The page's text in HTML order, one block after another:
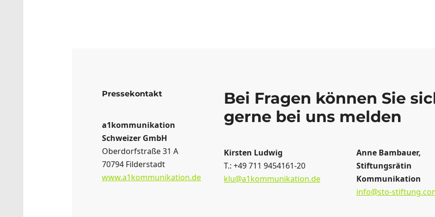
Pressekontakt
a1kommunikation
Schweizer GmbH
Oberdorfstraße 31 A
70794 Filderstadt
www.a1kommunikation.de
Bei Fragen können Sie
gerne bei uns melden
Kirsten Ludwig
T.: +49 711 9454161-20
klu@a1kommunikation.de
Anne Bambauer,
Stiftungsrätin
Kommunikation
info@sto-